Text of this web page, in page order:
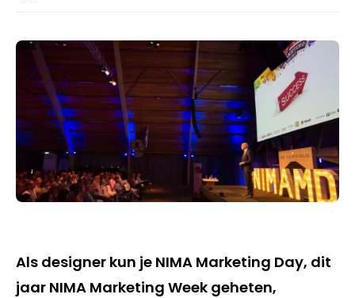
Als designer kun je NIMA Marketing Day, dit
jaar NIMA Marketing Week geheten,